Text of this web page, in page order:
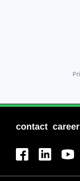
contact